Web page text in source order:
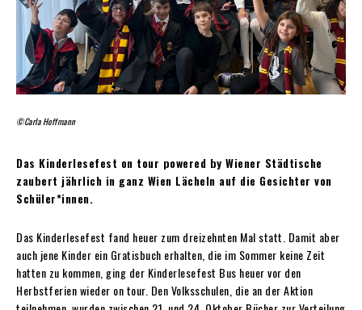
©Carla Hoffmann
Das Kinderlesefest on tour powered by Wiener Städtische
zaubert jährlich in ganz Wien Lächeln auf die Gesichter von
Schüler*innen.
Das Kinderlesefest fand heuer zum dreizehnten Mal statt. Damit aber
auch jene Kinder ein Gratisbuch erhalten, die im Sommer keine Zeit
hatten zu kommen, ging der Kinderlesefest Bus heuer vor den
Herbstferien wieder on tour. Den Volksschulen, die an der Aktion